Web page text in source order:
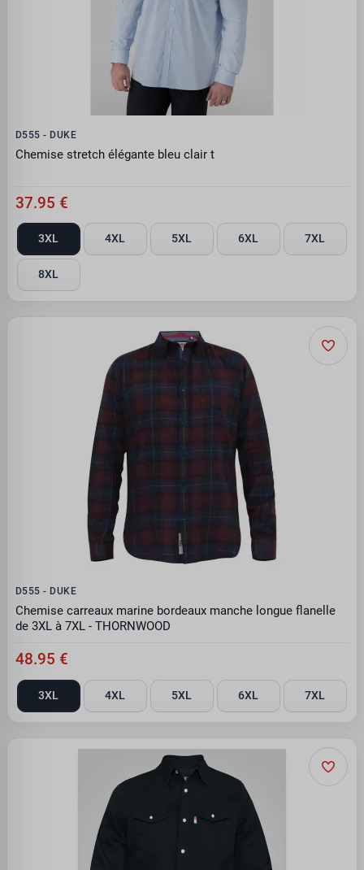
D555 - DUKE
Chemise stretch élégante bleu clair t
37.95 €
3XL 4XL 5XL 6XL 7XL
8XL
D555 - DUKE
Chemise carreaux marine bordeaux manche longue flanelle
de 3XL à 7XL - THORNWOOD
48.95 €
3XL 4XL 5XL 6XL 7XL